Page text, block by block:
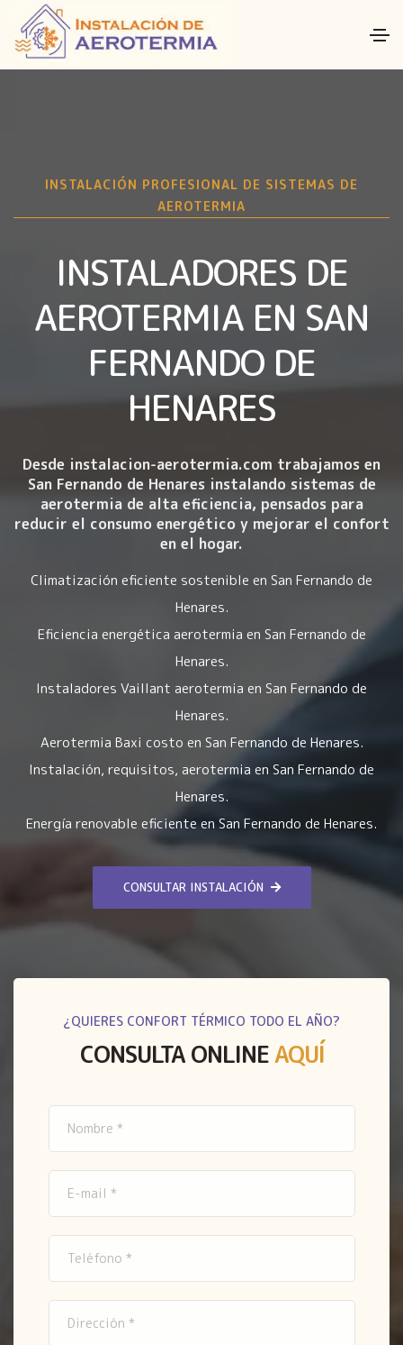
INSTALACIÓN PROFESIONAL DE SISTEMAS DE
AEROTERMIA
INSTALADORES DE
AEROTERMIA EN SAN
FERNANDO DE
HENARES
Desde instalacion-aerotermia.com trabajamos en
San Fernando de Henares instalando sistemas de
aerotermia de alta eficiencia, pensados para
reducir el consumo energético y mejorar el confort
en el hogar.
Climatización eficiente sostenible en San Fernando de
Henares.
Eficiencia energética aerotermia en San Fernando de
Henares.
Instaladores Vaillant aerotermia en San Fernando de
Henares.
Aerotermia Baxi costo en San Fernando de Henares.
Instalación, requisitos, aerotermia en San Fernando de
Henares.
Energía renovable eficiente en San Fernando de Henares.
CONSULTAR INSTALACIÓN
¿QUIERES CONFORT TÉRMICO TODO EL AÑO?
CONSULTA ONLINEAQUÍ